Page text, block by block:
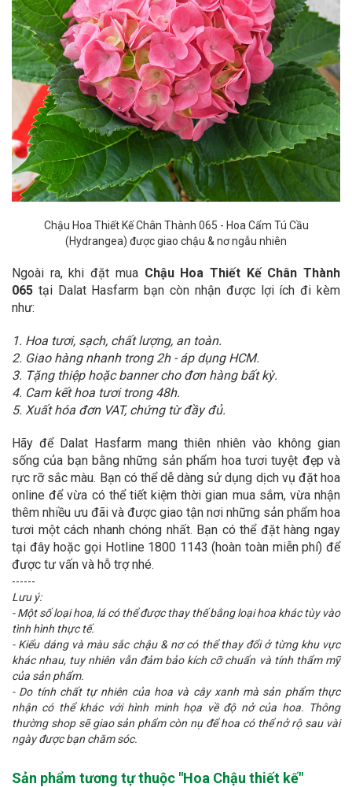
Chậu Hoa Thiết Kế Chân Thành 065 - Hoa Cẩm Tú Cầu
(Hydrangea) được giao chậu & nơngẫu nhiên
Ngoài ra, khi đặt mua Chậu Hoa Thiết Kế Chân Thành
065 tại Dalat Hasfarm bạn còn nhận được lợi ích đi kèm
như:
1. Hoa tươi, sạch, chất lượng, an toàn.
2. Giao hàng nhanh trong 2h - áp dụng HCM.
3. Tặng thiệp hoặc banner cho đơn hàng bất kỳ.
4. Cam kết hoa tươi trong 48h.
5. Xuất hóa đơn VAT, chứng từ đầy đủ.
Hãy để Dalat Hasfarm mang thiên nhiên vào không gian
sống của bạn bằng những sản phẩm hoa tươi tuyệt đẹp và
rực rỡ sắc màu. Bạn có thể dễ dàng sử dụng dịch vụ đặt hoa
online để vừa có thể tiết kiệm thời gian mua sắm, vừa nhận
thêm nhiều ưu đãi và được giao tận nơi những sản phẩm hoa
tươi một cách nhanh chóng nhất. Bạn có thể đặt hàng ngay
tại đây hoặc gọi Hotline 1800 1143 (hoàn toàn miễn phí) để
được tư vấn và hỗ trợ nhé.
------
Lưu ý:
- Một số loại hoa, lá có thể được thay thế bằng loại hoa khác tùy vào
tình hình thực tế.
- Kiểu dáng và màu sắc chậu & nơ có thể thay đổi ở từng khu vực
khác nhau, tuy nhiên vẫn đảm bảo kích cỡ chuẩn và tính thẩm mỹ
của sản phẩm.
- Do tính chất tự nhiên của hoa và cây xanh mà sản phẩm thực
nhận có thể khác với hình minh họa về độ nở của hoa. Thông
thường shop sẽ giao sản phẩm còn nụ để hoa có thể nở rộ sau vài
ngày được bạn chăm sóc.
Sản phẩm tương tự thuộc "Hoa Chậu thiết kế"